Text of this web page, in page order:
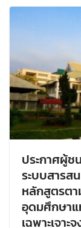
ประกาศผู้ช
ระบบสารส
หลักสูตรต
อุดมศึกษาแ
เฉพาะเจาะ